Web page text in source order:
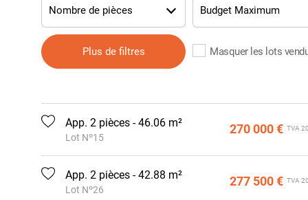
Logement Jeunes
Logement Familles
Logement Seniors
Logement Intergénérationnel
Accession libre
Accession à prix maîtrisé
Prêt Social Location Accession (PSLA)
Bail réel et solidaire (BRS)
Nombre de pièces
Plus de filtres Masquer les lots
App. 2 pièces - 46.06 m²
Lot Nº15
270 000 € TVA
App. 2 pièces - 42.88 m²
Lot Nº26
277 500 € TVA